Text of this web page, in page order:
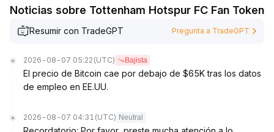
Noticias sobre Tottenham Hotspur FC Fan Token
Resumir con TradeGPT Pregunta a TradeGPT
2026-08-07 05:22 (UTC) Bajista
El precio de Bitcoin cae por debajo de $65K tras los datos
de empleo en EE.UU.
2026-08-07 04:31 (UTC) Neutral